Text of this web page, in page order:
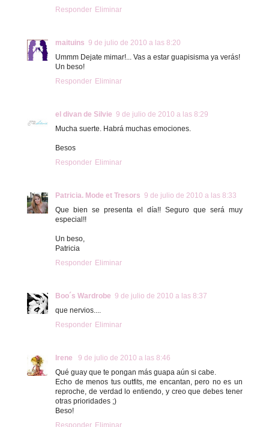
Responder Eliminar
maituins 9 de julio de 2010 a las 8:20
Ummm Dejate mimar!... Vas a estar guapisisma ya verás!
Un beso!
Responder Eliminar
el divan de Silvie 9 de julio de 2010 a las 8:29
Mucha suerte. Habrá muchas emociones.
Besos
Responder Eliminar
Patricia. Mode et Tresors 9 de julio de 2010 a las 8:33
Que bien se presenta el día!! Seguro que será muy
especial!!
Un beso,
Patricia
Responder Eliminar
Boo´s Wardrobe 9 de julio de 2010 a las 8:37
que nervios....
Responder Eliminar
Irene
9 de julio de 2010 a las 8:46
Qué guay que te pongan más guapa aún si cabe.
Echo de menos tus outfits, me encantan, pero no es un
reproche, de verdad lo entiendo, y creo que debes tener
otras prioridades ;)
Beso!
Responder Eliminar